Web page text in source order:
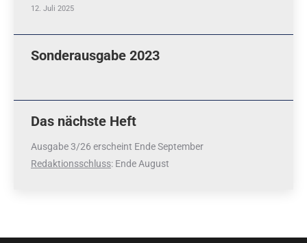
12. Juli 2025
Sonderausgabe 2023
Das nächste Heft
Ausgabe 3/26 erscheint Ende September
Redaktionsschluss: Ende August